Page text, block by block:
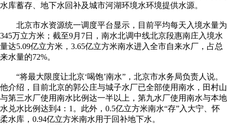
水库蓄存、地下水回补及城市河湖环境水环境提供水源。
北京市水资源统一调度平台显示，目前平均每天入境水量为
345万立方米；截至9月7日，南水北调中线北京段惠南庄入境水
量达5.09亿立方米，3.65亿立方米南水进入全市自来水厂，占总
来水量的72%。
“将最大限度让北京‘喝饱’南水”，北京市水务局负责人说。
他介绍，目前北京的郭公庄与城子水厂已全部使用南水，田村山
与第三水厂使用南水比例达一半以上，第九水厂使用南水与本地
水兑水比例达到4：1。此外，0.5亿立方米南水“存”入大宁、怀
柔水库，0.94亿立方米南水用于回补地下水。